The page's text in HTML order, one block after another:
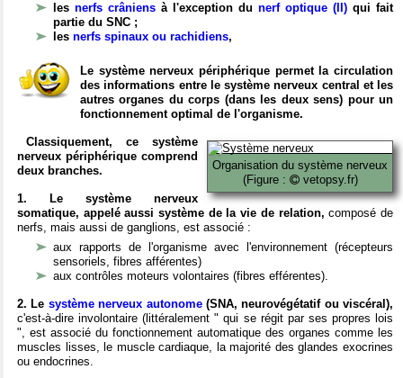
les nerfs crâniens à l'exception du nerf optique (II) qui fait
partie du SNC ;
les nerfs spinaux ou rachidiens,
Le système nerveux périphérique permet la circulation
des informations entre le système nerveux central et les
autres organes du corps (dans les deux sens) pour un
fonctionnement optimal de l'organisme.
Organisation du système nerveux
(Figure :
vetopsy.fr)
Classiquement, ce système
nerveux périphérique comprend
deux branches.
1. Le système nerveux
somatique, appelé aussi système de la vie de relation, composé de
nerfs, mais aussi de ganglions, est associé :
aux rapports de l'organisme avec l'environnement (récepteurs
sensoriels, fibres afférentes)
aux contrôles moteurs volontaires (fibres efférentes).
2. Le système nerveux autonome(SNA, neurovégétatif ou viscéral),
c'est-à-dire involontaire (littéralement " qui se régit par ses propres lois
", est associé du fonctionnement automatique des organes comme les
muscles lisses, le muscle cardiaque, la majorité des glandes exocrines
ou endocrines.